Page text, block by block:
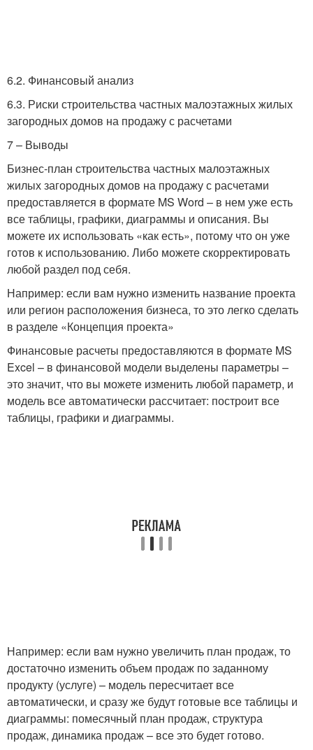
6.2. Финансовый анализ
6.3. Риски строительства частных малоэтажных жилых
загородных домов на продажу с расчетами
7 – Выводы
Бизнес-план строительства частных малоэтажных
жилых загородных домов на продажу с расчетами
предоставляется в формате MS Word – в нем уже есть
все таблицы, графики, диаграммы и описания. Вы
можете их использовать «как есть», потому что он уже
готов к использованию. Либо можете скорректировать
любой раздел под себя.
Например: если вам нужно изменить название проекта
или регион расположения бизнеса, то это легко сделать
в разделе «Концепция проекта»
Финансовые расчеты предоставляются в формате MS
Excel – в финансовой модели выделены параметры –
это значит, что вы можете изменить любой параметр, и
модель все автоматически рассчитает: построит все
таблицы, графики и диаграммы.
Например: если вам нужно увеличить план продаж, то
достаточно изменить объем продаж по заданному
продукту (услуге) – модель пересчитает все
автоматически, и сразу же будут готовые все таблицы и
диаграммы: помесячный план продаж, структура
продаж, динамика продаж – все это будет готово.